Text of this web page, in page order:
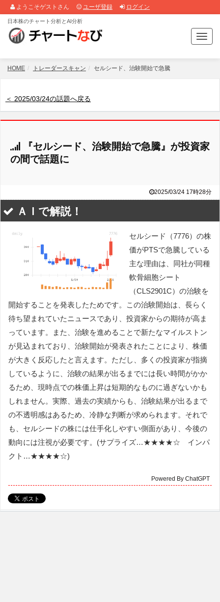
ようこそゲストさん ユーザ登録 ログイン
T
o
g
a
日本株のチャート分析とAI分析
HOME トレーダースキャン セルシード、治験開始で急騰
＜ 2025/03/24の話題へ戻る
『セルシード、治験開始で急騰』が投資家
の間で話題に
2025/03/24 17時28分
ＡＩで解説！
セルシード（7776）の株
価がPTSで急騰している
主な理由は、同社が同種
軟骨細胞シート
（CLS2901C）の治験を
開始することを発表したためです。この治験開始は、長らく
待ち望まれていたニュースであり、投資家からの期待が高ま
っています。また、治験を進めることで新たなマイルストン
が見込まれており、治験開始が発表されたことにより、株価
が大きく反応したと言えます。ただし、多くの投資家が指摘
しているように、治験の結果が出るまでには長い時間がかか
るため、現時点での株価上昇は短期的なものに過ぎないかも
しれません。実際、過去の実績からも、治験結果が出るまで
の不透明感はあるため、冷静な判断が求められます。それで
も、セルシードの株には仕手化しやすい側面があり、今後の
動向には注視が必要です。(サプライズ…★★★★☆ インパ
クト…★★★★☆)
Powered By ChatGPT